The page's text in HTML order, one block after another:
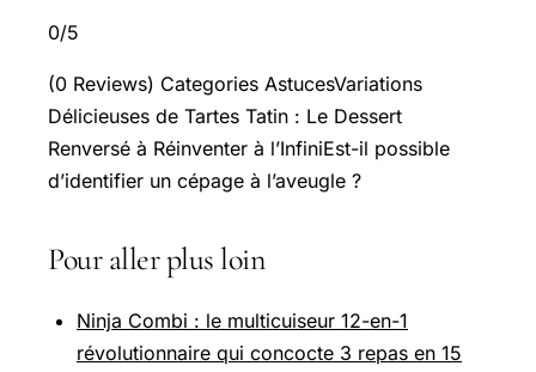
0/5
(0 Reviews) Categories AstucesVariations
Délicieuses de Tartes Tatin : Le Dessert
Renversé à Réinventer à l’InfiniEst-il possible
d’identifier un cépage à l’aveugle ?
Pour aller plus loin
Ninja Combi : le multicuiseur 12-en-1
révolutionnaire qui concocte 3 repas en 15